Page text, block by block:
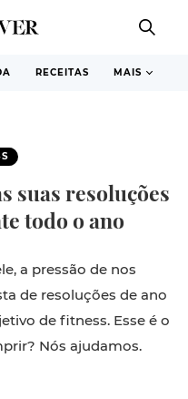
RECEITAS MAIS
suas resoluções
todo o ano
a pressão de nos
de resoluções de ano
de fitness. Esse é o
Nós ajudamos.